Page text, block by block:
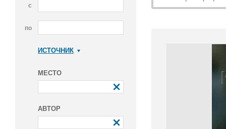
с
по
ИСТОЧНИК
МЕСТО
АВТОР